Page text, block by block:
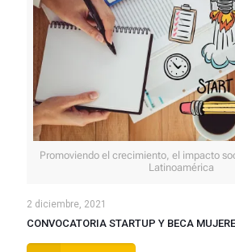
Promoviendo el crecimiento, el impacto
Latinoamérica
2 diciembre, 2021
CONVOCATORIA STARTUP Y BECA